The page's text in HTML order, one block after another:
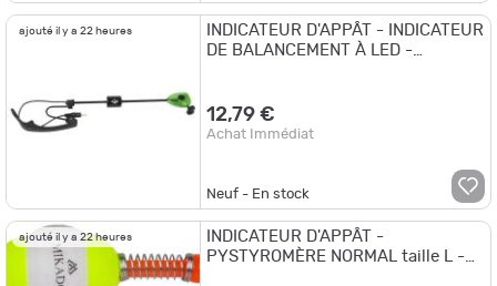
ajouté il y a 22 heures
INDICATEUR D'APPÂT - INDICATEUR
DE BALANCEMENT À LED -
12,79 €
Achat Immédiat
Neuf - En stock
ajouté il y a 22 heures
INDICATEUR D'APPÂT -
PYSTYROMÈRE NORMAL taille L -